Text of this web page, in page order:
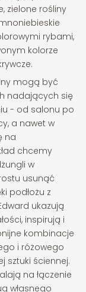
zielone rośliny
rybami,
kolorze
mogą być
nadających się
- od salonu po
a nawet w
na
chcemy
w
usunąć
podłożu z
ukazują
inspirują i
kombinacje
i różowego
sztuki ściennej.
na łączenie
własnego